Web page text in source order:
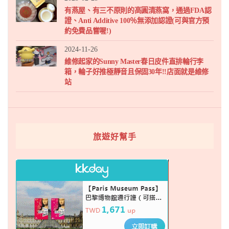
有燕屋、有三不原則的高圓清燕窩，通過FDA認
證、Anti Additive 100％無添加認證(可與官方預
約免費品嘗喔!)
2024-11-26
維修起家的Sunny Master春日皮件直排輪行李
箱，輪子好推極靜音且保固30年!!店面就是維修
站
旅遊好幫手